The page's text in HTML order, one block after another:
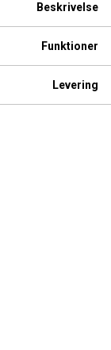
Beskrivelse
Funktioner
Levering